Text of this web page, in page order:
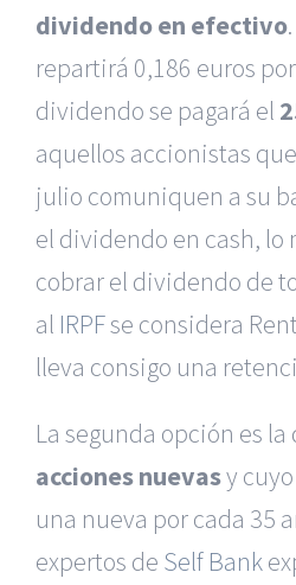
dividendo en efectivo
repartirá 0,186 euros
dividendo se pagará el
aquellos accionistas
julio comuniquen a su
el dividendo en cash, lo
cobrar el dividendo de
al IRPFse considera
lleva consigo una
La segunda opción es la
acciones nuevasy
una nueva por cada 35
expertos de Self Bank